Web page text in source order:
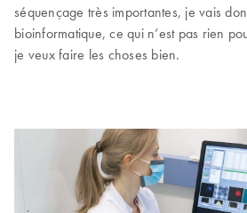
séquençage très importantes, je vais
bioinformatique, ce qui n’est pas rien
je veux faire les choses bien.